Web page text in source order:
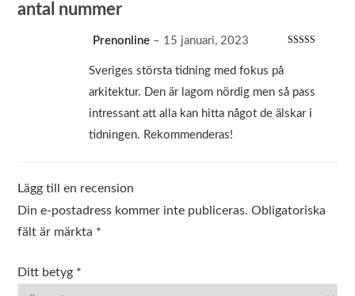
antal nummer
Prenonline – 15 januari, 2023
Sveriges största tidning med fokus på
arkitektur. Den är lagom nördig men så pass
intressant att alla kan hitta något de älskar i
tidningen. Rekommenderas!
Lägg till en recension
Din e-postadress kommer inte publiceras. Obligatoriska
fält är märkta *
Ditt betyg *